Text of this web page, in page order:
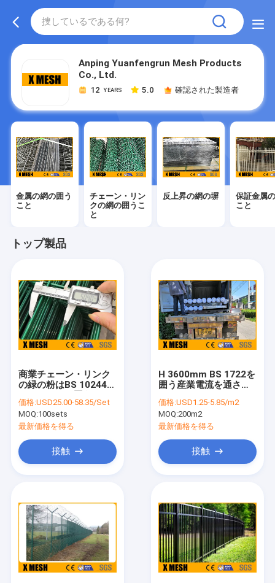
Anping Yuanfengrun Mesh Products
Co., Ltd.
12 YEARS 5.0 確認された製造者
金属の網の囲う
こと
チェーン・リン
クの網の囲うこ
と
反上昇の網の塀
保証金属
こと
トップ製品
商業チェーン・リンク
の緑の粉はBS 10244
に塗った
価格:USD25.00-58.35/Set
MOQ:100sets
最新価格を得る
接触
H 3600mm BS 1722を
囲う産業電流を通され
網
価格:USD1.25-5.85/m2
MOQ:200m2
最新価格を得る
接触